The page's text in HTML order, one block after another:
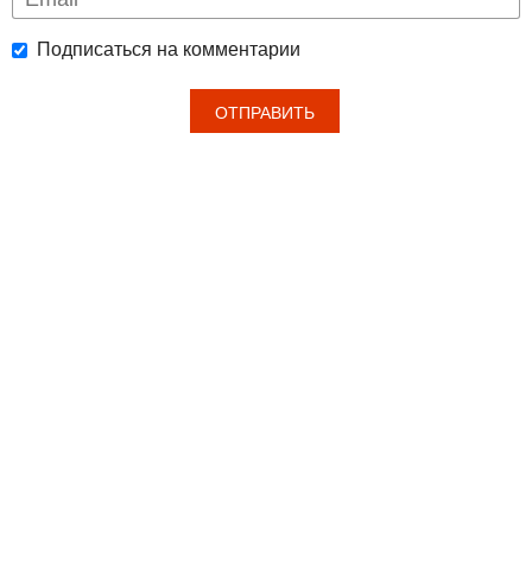
Подписаться на комментарии